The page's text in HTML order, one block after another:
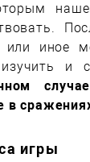
или иное
и
в
игры